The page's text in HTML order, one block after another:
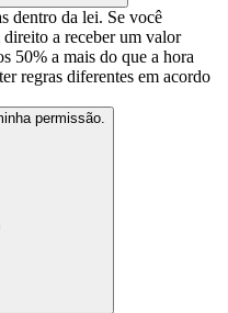
dentro da lei. Se você
a receber um valor
50% a mais do que a hora
regras diferentes em acordo
permissão.